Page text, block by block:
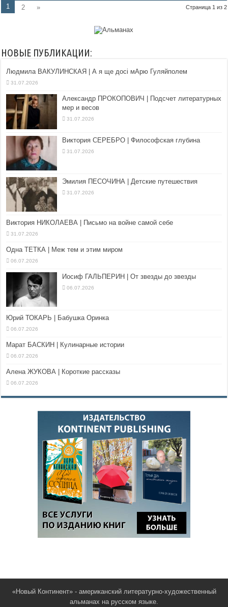
Страница 1 из 2
1 2 »
НОВЫЕ ПУБЛИКАЦИИ:
Людмила ВАКУЛИНСКАЯ | А я ще досі мАрю Гуляйполем
31.07.2026
Александр ПРОКОПОВИЧ | Подсчет литературных
мер и весов
31.07.2026
Виктория СЕРЕБРО | Философская глубина
31.07.2026
Эмилия ПЕСОЧИНА | Детские путешествия
31.07.2026
Виктория НИКОЛАЕВА | Письмо на войне самой себе
31.07.2026
Одна ТЕТКА | Меж тем и этим миром
06.07.2026
Иосиф ГАЛЬПЕРИН | От звезды до звезды
06.07.2026
Юрий ТОКАРЬ | Бабушка Оринка
06.07.2026
Марат БАСКИН | Кулинарные истории
06.07.2026
Алена ЖУКОВА | Короткие рассказы
06.07.2026
«Новый Континент» - американский литературно-художественный
альманах на русском языке.